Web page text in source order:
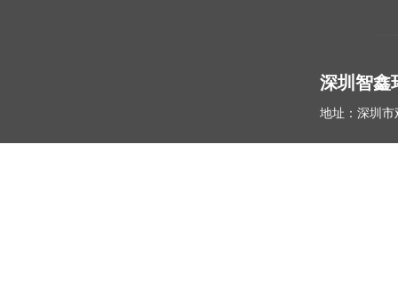
深圳智鑫
地址：深圳